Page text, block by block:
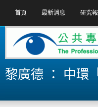
首頁 最新消息 研究
黎廣德 ： 中環